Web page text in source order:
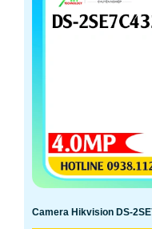
Camera Hikvision DS-